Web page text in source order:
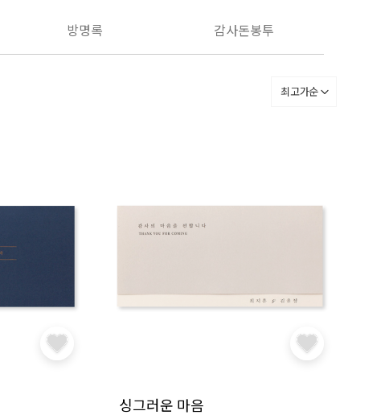
방명록 감사돈봉투
최고가순
싱그러운 마음